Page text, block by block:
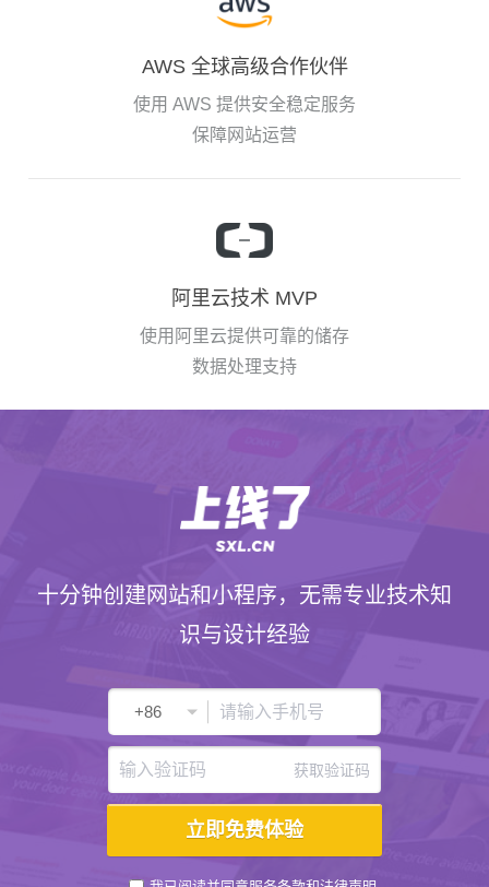
AWS 全球高级合作伙伴
使用 AWS 提供安全稳定服务
保障网站运营
阿里云技术 MVP
使用阿里云提供可靠的储存
数据处理支持
十分钟创建网站和小程序，无需专业技术知
识与设计经验
获取验证码